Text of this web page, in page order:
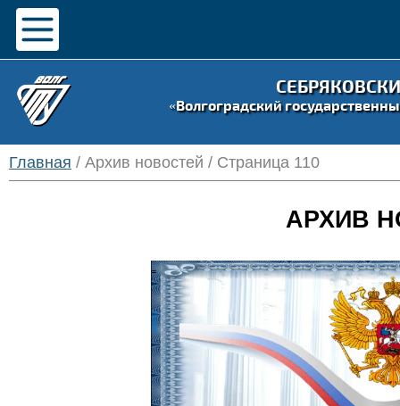
«Волгоградский
Главная / Архив новостей / Страница 110
АРХИВ